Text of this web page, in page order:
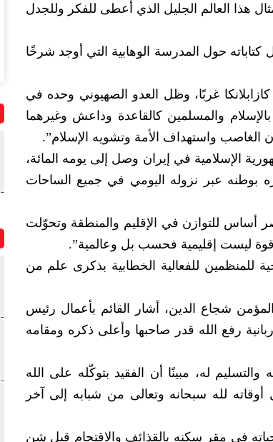
هذا العالم الجليل الذي أعطى للفكر وللجدل
حول المدرسة الوهابية التي أوجد شرخًا
غربًا، وظل العدو الصهيوني وحده في
والمسلمين كالقاعدة وداعش وغيرهما
الغاصب واستهداف الأمة وتشويه الإسلام”.
الإسلامية في إيران وصل إلى يومه المائة،
بوطنه عبر نزوله اليومي في جميع الساحات
أساس للتوازن في الإقليم والمنطقة وتحوّلت
قوة ليست إقليمية فحسب بل وعالمية”.
للمنظمين للفعالية الخطابية بذكرى علم من
شجاع الدين، أشار القائم بأعمال رئيس
رفع الله قدر صاحبها وأعلى ذكره ومقامه
له، مبينًا أن الفقيد بتوكّله على الله
أوقاته لله سبحانه وتعالى من شبابه إلى آخر
في مقر سكنه بالقذائف والاقتحام قبل شن